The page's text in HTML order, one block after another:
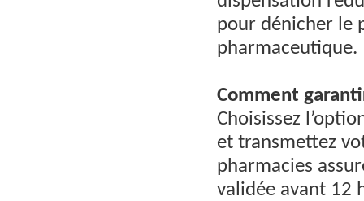
pour dénicher le
pharmaceutique.
Comment
Choisissez
et transmettez
pharmacies
validée avant 12